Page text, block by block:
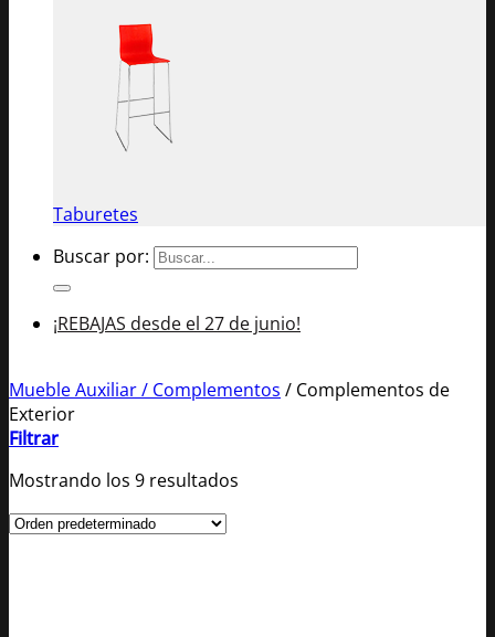
Taburetes
Buscar por:
¡REBAJAS desde el 27 de junio!
Mueble Auxiliar / Complementos / Complementos de
Exterior
Filtrar
Mostrando los 9 resultados